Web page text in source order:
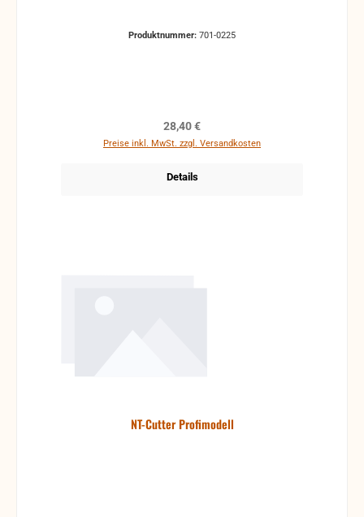
Produktnummer: 701-0225
Regulärer Preis:
28,40 €
Preise inkl. MwSt. zzgl. Versandkosten
Details
NT-Cutter Profimodell